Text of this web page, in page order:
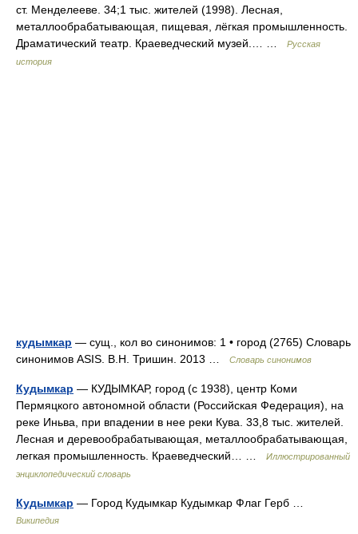
ст. Менделееве. 34;1 тыс. жителей (1998). Лесная,
металлообрабатывающая, пищевая, лёгкая промышленность.
Драматический театр. Краеведческий музей.… …
Русская
история
кудымкар — сущ., кол во синонимов: 1 • город (2765) Словарь
синонимов ASIS. В.Н. Тришин. 2013 …
Словарь синонимов
Кудымкар — КУДЫМКАР, город (с 1938), центр Коми
Пермяцкого автономной области (Российская Федерация), на
реке Иньва, при впадении в нее реки Кува. 33,8 тыс. жителей.
Лесная и деревообрабатывающая, металлообрабатывающая,
легкая промышленность. Краеведческий… …
Иллюстрированный
энциклопедический словарь
Кудымкар — Город Кудымкар Кудымкар Флаг Герб …
Википедия